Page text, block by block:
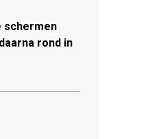
schermen
rond in